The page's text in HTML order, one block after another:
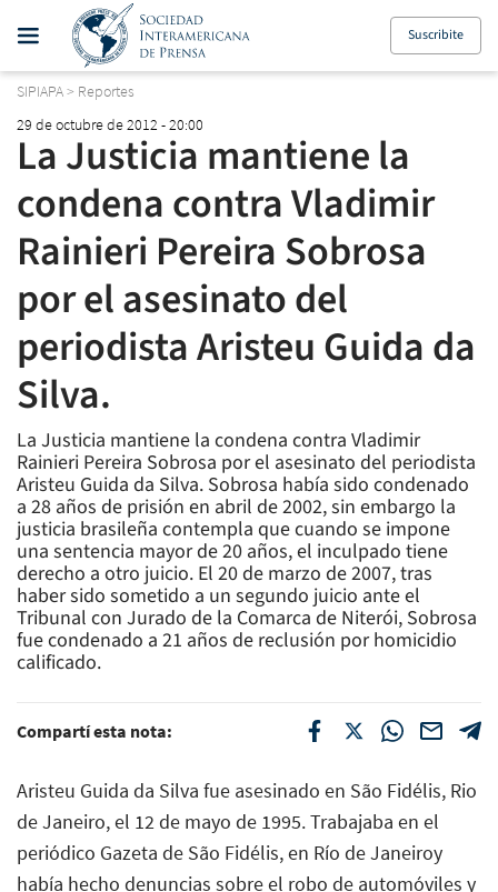
Suscribite
SIPIAPA> Reportes
29 de octubre de 2012 - 20:00
La Justicia mantiene la
condena contra Vladimir
Rainieri Pereira Sobrosa
por el asesinato del
periodista Aristeu Guida da
Silva.
La Justicia mantiene la condena contra Vladimir
Rainieri Pereira Sobrosa por el asesinato del periodista
Aristeu Guida da Silva. Sobrosa había sido condenado
a 28 años de prisión en abril de 2002, sin embargo la
justicia brasileña contempla que cuando se impone
una sentencia mayor de 20 años, el inculpado tiene
derecho a otro juicio. El 20 de marzo de 2007, tras
haber sido sometido a un segundo juicio ante el
Tribunal con Jurado de la Comarca de Niterói, Sobrosa
fue condenado a 21 años de reclusión por homicidio
calificado.
Compartí esta nota:
Aristeu Guida da Silva fue asesinado en São Fidélis, Rio
de Janeiro, el 12 de mayo de 1995. Trabajaba en el
periódico Gazeta de São Fidélis, en Río de Janeiroy
había hecho denuncias sobre el robo de automóviles y